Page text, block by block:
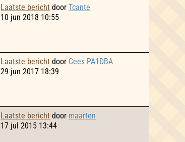
Laatste bericht doorTcante
10 jun 2018 10:55
Laatste bericht door Cees PA1DBA
29 jun 2017 18:39
Laatste bericht door maarten
17 jul 2015 13:44